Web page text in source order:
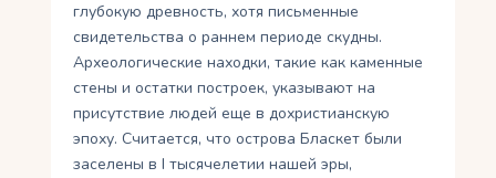
глубокую древность, хотя письменные
свидетельства о раннем периоде скудны.
Археологические находки, такие как каменные
стены и остатки построек, указывают на
присутствие людей еще в дохристианскую
эпоху. Считается, что острова Бласкет были
заселены в I тысячелетии нашей эры,